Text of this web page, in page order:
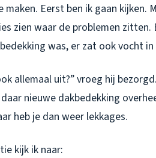
Eerst ben ik gaan
zien waar de problemen
was, er zat ook vocht
allemaal uit?” vroeg hij
nieuwe dakbedekking
heb je dan weer lekkages.
kijk ik naar: